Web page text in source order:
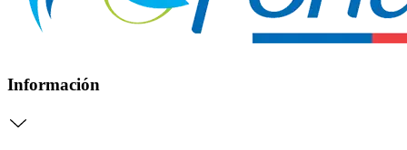
Información